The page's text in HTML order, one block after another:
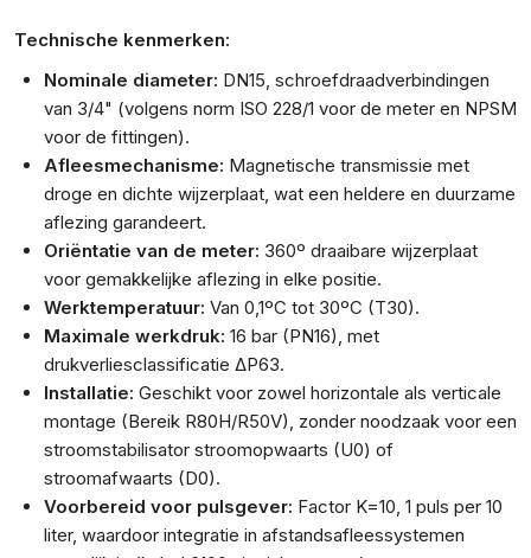
Technische kenmerken:
Nominale diameter: DN15, schroefdraadverbindingen
van 3/4" (volgens norm ISO 228/1 voor de meter en NPSM
voor de fittingen).
Afleesmechanisme: Magnetische transmissie met
droge en dichte wijzerplaat, wat een heldere en duurzame
aflezing garandeert.
Oriëntatie van de meter: 360º draaibare wijzerplaat
voor gemakkelijke aflezing in elke positie.
Werktemperatuur: Van 0,1ºC tot 30ºC (T30).
Maximale werkdruk: 16 bar (PN16), met
drukverliesclassificatie ΔP63.
Installatie: Geschikt voor zowel horizontale als verticale
montage (Bereik R80H/R50V), zonder noodzaak voor een
stroomstabilisator stroomopwaarts (U0) of
stroomafwaarts (D0).
Voorbereid voor pulsgever: Factor K=10, 1 puls per 10
liter, waardoor integratie in afstandsafleessystemen